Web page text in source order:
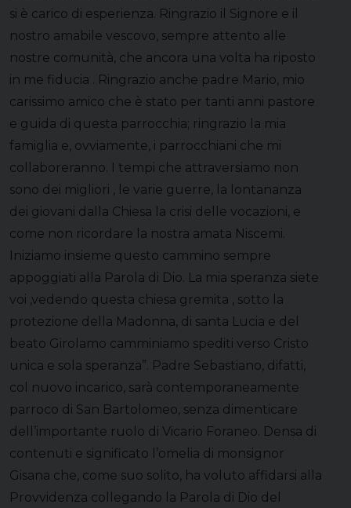
si è carico di esperienza. Ringrazio il Signore e il
nostro amabile vescovo, sempre attento alle
nostre comunità, che ancora una volta ha riposto
in me fiducia . Ringrazio anche padre Mario, mio
carissimo amico che è stato per tanti anni pastore
e guida di questa parrocchia; ringrazio la mia
famiglia e, ovviamente, i parrocchiani che mi
collaboreranno. I tempi che attraversiamo non
sono dei migliori , le varie guerre, la lontananza
dei giovani dalla Chiesa la crisi delle vocazioni, e
come non ricordare la nostra amata Niscemi.
Iniziamo insieme questo cammino sempre
appoggiati alla Parola di Dio. La mia speranza siete
voi ,vedendo questa chiesa gremita , sotto la
protezione della Madonna, di santa Lucia e del
beato Girolamo camminiamo spediti verso Cristo
unica e sola speranza”. Padre Sebastiano, difatti,
col nuovo incarico, sarà contemporaneamente
parroco di San Bartolomeo, senza dimenticare
dell’importante ruolo di Vicario Foraneo. Densa di
contenuti e significato l’omelia di monsignor
Gisana che, come suo solito, ha voluto affidarsi alla
Provvidenza collegando la Parola di Dio del